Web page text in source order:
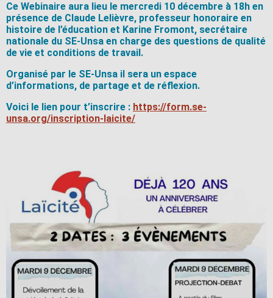
Ce Webinaire aura lieu le mercredi 10 décembre à 18h en
présence de Claude Lelièvre, professeur honoraire en
histoire de l’éducation et Karine Fromont, secrétaire
nationale du SE-Unsa en charge des questions de qualité
de vie et conditions de travail.
Organisé par le SE-Unsa il sera un espace
d’informations, de partage et de réflexion.
Voici le lien pour t’inscrire : https://form.se-
unsa.org/inscription-laicite/